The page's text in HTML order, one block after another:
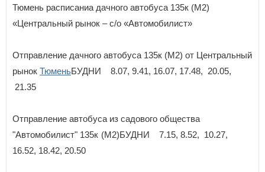
Тюмень расписаниа дачного автобуса 135к (М2)
«Центральный рынок – с/о «Автомобилист»
Отправление дачного автобуса 135к (М2) от Центральный
рынок ТюменьБУДНИ 8.07, 9.41, 16.07, 17.48, 20.05,
21.35
Отправление автобуса из садового общества
"Автомобилист" 135к (М2)БУДНИ 7.15, 8.52, 10.27,
16.52, 18.42, 20.50